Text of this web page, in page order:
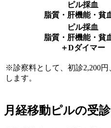
ピル採血
脂質・肝機能・貧
ピル採血
脂質・肝機能・貧
＋Dダイマー
※診察料として、初診2,200円
します。
月経移動ピルの受